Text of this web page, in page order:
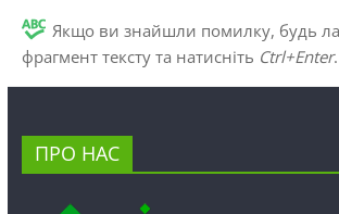
Якщо ви знайшли помилку, будь
фрагмент тексту та натисніть Ctrl+Enter.
ПРО НАС